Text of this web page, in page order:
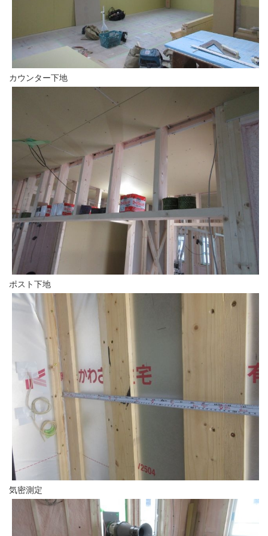
カウンター下地
ポスト下地
気密測定